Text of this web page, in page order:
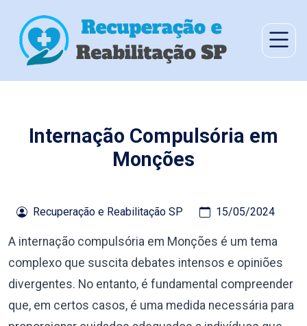
Internação Compulsória em
Monções
Recuperação e Reabilitação SP 15/05/2024
A internação compulsória em Monções é um tema
complexo que suscita debates intensos e opiniões
divergentes. No entanto, é fundamental compreender
que, em certos casos, é uma medida necessária para